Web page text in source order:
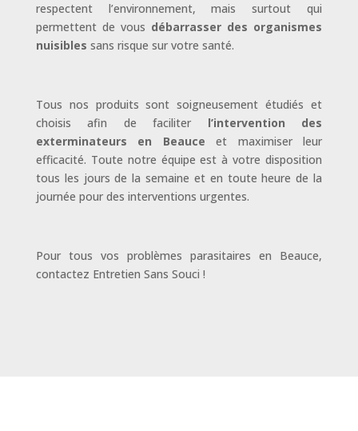
respectent l’environnement, mais surtout qui
permettent de vous débarrasser des organismes
nuisibles sans risque sur votre santé.
Tous nos produits sont soigneusement étudiés et
choisis afin de faciliter l’intervention des
exterminateurs en Beauce et maximiser leur
efficacité. Toute notre équipe est à votre disposition
tous les jours de la semaine et en toute heure de la
journée pour des interventions urgentes.
Pour tous vos problèmes parasitaires en Beauce,
contactez Entretien Sans Souci !